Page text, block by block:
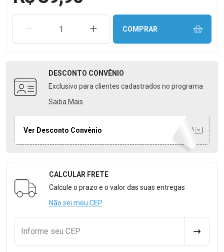
REMOVER UMA UNIDADEAUMENTAR UMA UNIDADE
COMPRAR
DESCONTO CONVÊNIO
Exclusivo para clientes cadastrados no programa
Saiba Mais
Ver Desconto Convênio
Formulário para Calcular o Frete
CALCULAR FRETE
Calcule o prazo e o valor das suas entregas
Não sei meu CEP
Informe seu CEP